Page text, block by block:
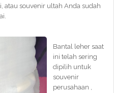
atau souvenir ultah Anda sudah
Bantal leher saat
ini telah sering
dipilih untuk
souvenir
perusahaan ,